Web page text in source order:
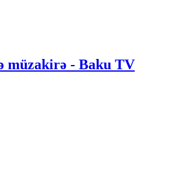
müzakirə - Baku TV